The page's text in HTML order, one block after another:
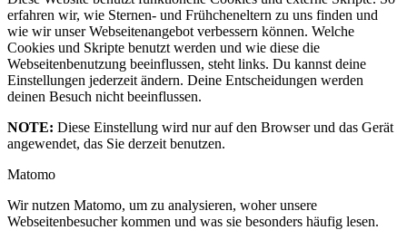
erfahren wir, wie Sternen- und Frühcheneltern zu uns finden und
wie wir unser Webseitenangebot verbessern können. Welche
Cookies und Skripte benutzt werden und wie diese die
Webseitenbenutzung beeinflussen, steht links. Du kannst deine
Einstellungen jederzeit ändern. Deine Entscheidungen werden
deinen Besuch nicht beeinflussen.
NOTE: Diese Einstellung wird nur auf den Browser und das Gerät
angewendet, das Sie derzeit benutzen.
Matomo
Wir nutzen Matomo, um zu analysieren, woher unsere
Webseitenbesucher kommen und was sie besonders häufig lesen.